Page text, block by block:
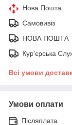
Нова Пошта
Самовивіз
НОВА ПОШТА
Кур'єрська
Всі умови
Умови оплати
Післяплата